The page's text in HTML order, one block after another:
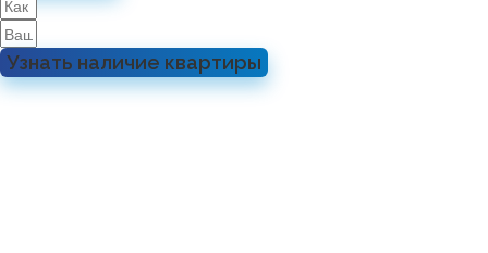
Узнать наличие квартиры